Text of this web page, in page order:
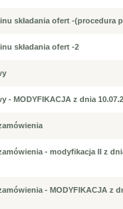
składania ofert -(procedura
składania ofert -2
- MODYFIKACJA z dnia
- modyfikacja II z
- MODYFIKACJA z